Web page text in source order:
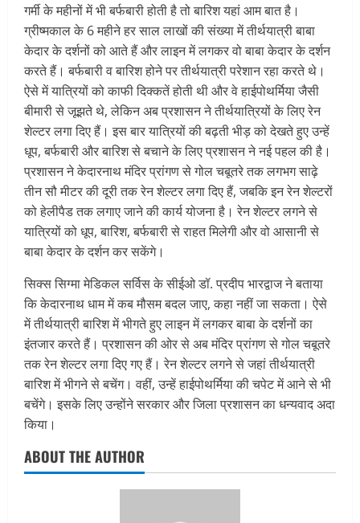
गर्मी के महीनों में भी बर्फबारी होती है तो बारिश यहां आम बात है।
ग्रीष्मकाल के 6 महीने हर साल लाखों की संख्या में तीर्थयात्री बाबा
केदार के दर्शनों को आते हैं और लाइन में लगकर वो बाबा केदार के दर्शन
करते हैं। बर्फबारी व बारिश होने पर तीर्थयात्री परेशान रहा करते थे।
ऐसे में यात्रियों को काफी दिक्कतें होती थी और वे हाईपोथर्मिया जैसी
बीमारी से जूझते थे, लेकिन अब प्रशासन ने तीर्थयात्रियों के लिए रेन
शेल्टर लगा दिए हैं। इस बार यात्रियों की बढ़ती भीड़ को देखते हुए उन्हें
धूप, बर्फबारी और बारिश से बचाने के लिए प्रशासन ने नई पहल की है।
प्रशासन ने केदारनाथ मंदिर प्रांगण से गोल चबूतरे तक लगभग साढ़े
तीन सौ मीटर की दूरी तक रेन शेल्टर लगा दिए हैं, जबकि इन रेन शेल्टरों
को हेलीपैड तक लगाए जाने की कार्य योजना है। रेन शेल्टर लगने से
यात्रियों को धूप, बारिश, बर्फबारी से राहत मिलेगी और वो आसानी से
बाबा केदार के दर्शन कर सकेंगे।
सिक्स सिग्मा मेडिकल सर्विस के सीईओ डॉ. प्रदीप भारद्वाज ने बताया
कि केदारनाथ धाम में कब मौसम बदल जाए, कहा नहीं जा सकता। ऐसे
में तीर्थयात्री बारिश में भीगते हुए लाइन में लगकर बाबा के दर्शनों का
इंतजार करते हैं। प्रशासन की ओर से अब मंदिर प्रांगण से गोल चबूतरे
तक रेन शेल्टर लगा दिए गए हैं। रेन शेल्टर लगने से जहां तीर्थयात्री
बारिश में भीगने से बचेंग। वहीं, उन्हें हाईपोथर्मिया की चपेट में आने से भी
बचेंगे। इसके लिए उन्होंने सरकार और जिला प्रशासन का धन्यवाद अदा
किया।
ABOUT THE AUTHOR